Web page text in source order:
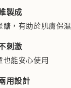
製成
醣，有助於肌膚保濕
刺激
也能安心使用
用設計